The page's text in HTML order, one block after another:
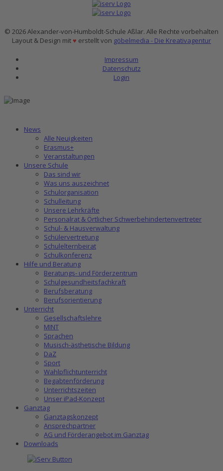
© 2026 Alexander-von-Humboldt-Schule Aßlar. Alle Rechte vorbehalten
Layout & Design mit♥ erstellt von göbelmedia - Die Kreativagentur
Impressum
Datenschutz
Login
News
Alle Neuigkeiten
Erasmus+
Veranstaltungen
Unsere Schule
Das sind wir
Was uns auszeichnet
Schulorganisation
Schulleitung
Unsere Lehrkräfte
Personalrat & Örtlicher Schwerbehindertenvertreter
Schul- & Hausverwaltung
Schülervertretung
Schulelternbeirat
Schulkonferenz
Hilfe und Beratung
Beratungs- und Förderzentrum
Schulgesundheitsfachkraft
Berufsberatung
Berufsorientierung
Unterricht
Gesellschaftslehre
MINT
Sprachen
Musisch-ästhetische Bildung
DaZ
Sport
Wahlpflichtunterricht
Begabtenförderung
Unterrichtszeiten
Unser iPad-Konzept
Ganztag
Ganztagskonzept
Ansprechpartner
AG und Förderangebot im Ganztag
Downloads